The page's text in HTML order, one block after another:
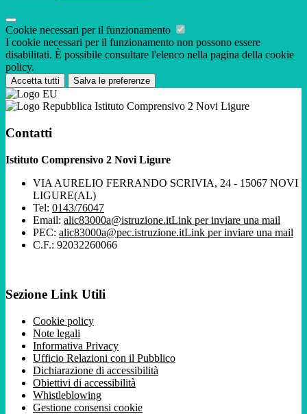
Cookie necessari per il funzionamento
I cookie necessari per il funzionamento non possono essere
disabilitati. È possibile consultare l'elenco nella pagina della cookie
policy.
Accetta tutti Salva le preferenze
Istituto Comprensivo 2 Novi Ligure
Contatti
Istituto Comprensivo 2 Novi Ligure
VIA AURELIO FERRANDO SCRIVIA, 24 - 15067 NOVI
LIGURE(AL)
Tel: 0143/76047
Email: alic83000a@istruzione.itLink per inviare una mail
PEC: alic83000a@pec.istruzione.itLink per inviare una mail
C.F.: 92032260066
Sezione Link Utili
Cookie policy
Note legali
Informativa Privacy
Ufficio Relazioni con il Pubblico
Dichiarazione di accessibilità
Obiettivi di accessibilità
Whistleblowing
Gestione consensi cookie